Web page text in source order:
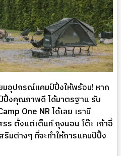
มอุปกรณ์แคมป์ปิ้งให้พร้อม! หาก
งคุณภาพดี ได้มาตรฐาน รับ
One NR ได้เลย เรามี
ตั้งแต่เต็นท์ ถุงนอน โต๊ะ เก้าอี้
มต่างๆ ที่จะทำให้การแคมป์ปิ้ง